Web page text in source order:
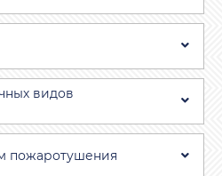
видов
пожаротушения